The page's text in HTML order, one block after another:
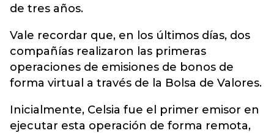
de tres años.
Vale recordar que, en los últimos días, dos
compañías realizaron las primeras
operaciones de emisiones de bonos de
forma virtual a través de la Bolsa de Valores.
Inicialmente, Celsia fue el primer emisor en
ejecutar esta operación de forma remota,